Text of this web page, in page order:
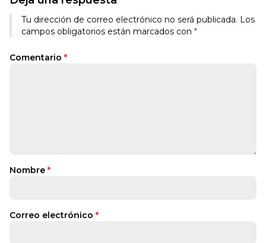
Tu dirección de correo electrónico no será publicada. Los
campos obligatorios están marcados con *
Comentario *
Nombre *
Correo electrónico *